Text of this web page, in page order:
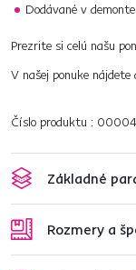
Dodávané v demonte
Prezrite si celú našu
V našej ponuke nájdete
Číslo produktu :
Základné
Rozmery a